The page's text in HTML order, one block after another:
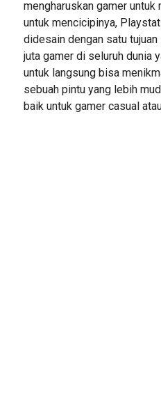
mengharuskan gamer untuk
untuk mencicipinya,
didesain dengan satu
juta gamer di seluruh dunia
untuk langsung bisa
sebuah pintu yang lebih
baik untuk gamer casual